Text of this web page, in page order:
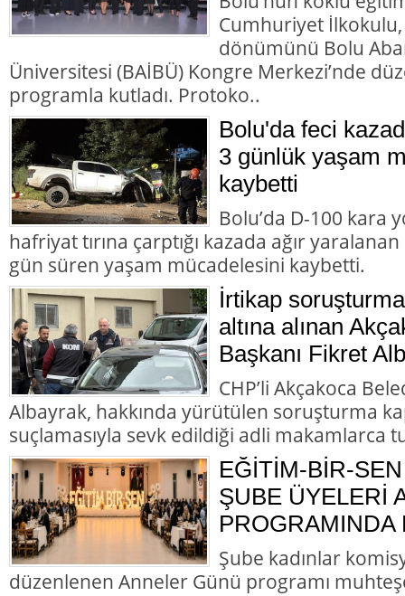
Cumhuriyet
dönümünü Bolu
Üniversitesi (BAİBÜ) Kongre Merkezi’nde
programla kutladı. Protoko..
Bolu'da feci
3 günlük yaşam
kaybetti
Bolu’da D-100 kara
hafriyat tırına çarptığı kazada ağır
gün süren yaşam mücadelesini kaybetti.
İrtikap
altına alınan
Başkanı Fikret
CHP’li Akçakoca
Albayrak, hakkında yürütülen soruşturma
suçlamasıyla sevk edildiği adli makamlarca
EĞİTİM-BİR-
ŞUBE ÜYELERİ
PROGRAMINDA
Şube kadınlar
düzenlenen Anneler Günü programı